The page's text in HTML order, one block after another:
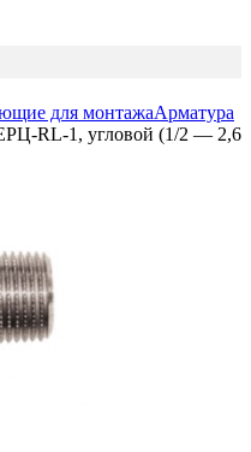
для монтажаАрматура
RL-1, угловой (1/2 — 2,6